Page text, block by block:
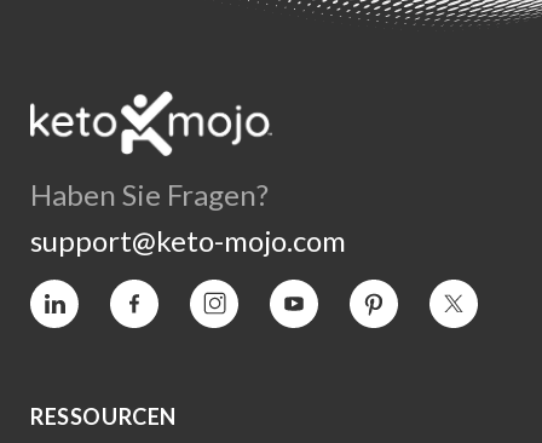
Haben Sie Fragen?
support@keto-mojo.com
Vimeo Facebook InstagramYouTube InteresseTwitter
RESSOURCEN